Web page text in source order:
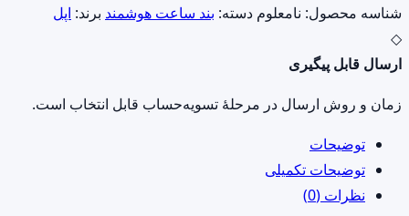
مناسب
برای
اپل
42
میلی
متری
عدد
شناسه محصول: نامعلوم دسته: بند ساعت هوشمند برند: اپل
◇
ارسال قابل پیگیری
زمان و روش ارسال در مرحلهٔ تسویه‌حساب قابل انتخاب است.
توضیحات
توضیحات تکمیلی
نظرات (0)